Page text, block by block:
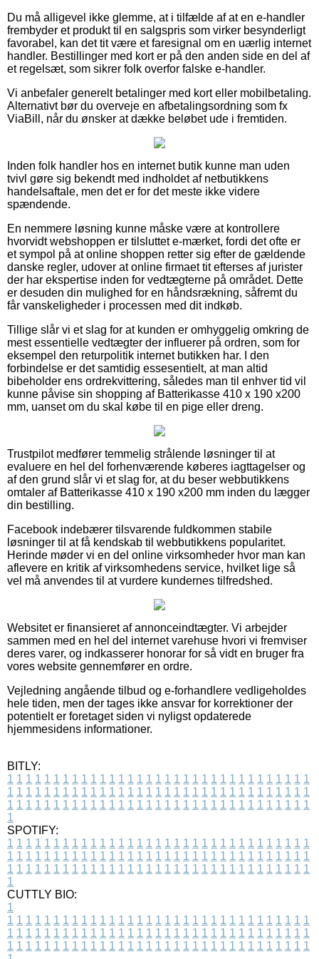
Du må alligevel ikke glemme, at i tilfælde af at en e-handler
frembyder et produkt til en salgspris som virker besynderligt
favorabel, kan det tit være et faresignal om en uærlig internet
handler. Bestillinger med kort er på den anden side en del af
et regelsæt, som sikrer folk overfor falske e-handler.
Vi anbefaler generelt betalinger med kort eller mobilbetaling.
Alternativt bør du overveje en afbetalingsordning som fx
ViaBill, når du ønsker at dække beløbet ude i fremtiden.
Inden folk handler hos en internet butik kunne man uden
tvivl gøre sig bekendt med indholdet af netbutikkens
handelsaftale, men det er for det meste ikke videre
spændende.
En nemmere løsning kunne måske være at kontrollere
hvorvidt webshoppen er tilsluttet e-mærket, fordi det ofte er
et sympol på at online shoppen retter sig efter de gældende
danske regler, udover at online firmaet tit efterses af jurister
der har ekspertise inden for vedtægterne på området. Dette
er desuden din mulighed for en håndsrækning, såfremt du
får vanskeligheder i processen med dit indkøb.
Tillige slår vi et slag for at kunden er omhyggelig omkring de
mest essentielle vedtægter der influerer på ordren, som for
eksempel den returpolitik internet butikken har. I den
forbindelse er det samtidig essesentielt, at man altid
bibeholder ens ordrekvittering, således man til enhver tid vil
kunne påvise sin shopping af Batterikasse 410 x 190 x200
mm, uanset om du skal købe til en pige eller dreng.
Trustpilot medfører temmelig strålende løsninger til at
evaluere en hel del forhenværende køberes iagttagelser og
af den grund slår vi et slag for, at du beser webbutikkens
omtaler af Batterikasse 410 x 190 x200 mm inden du lægger
din bestilling.
Facebook indebærer tilsvarende fuldkommen stabile
løsninger til at få kendskab til webbutikkens popularitet.
Herinde møder vi en del online virksomheder hvor man kan
aflevere en kritik af virksomhedens service, hvilket lige så
vel må anvendes til at vurdere kundernes tilfredshed.
Websitet er finansieret af annonceindtægter. Vi arbejder
sammen med en hel del internet varehuse hvori vi fremviser
deres varer, og indkasserer honorar for så vidt en bruger fra
vores website gennemfører en ordre.
Vejledning angående tilbud og e-forhandlere vedligeholdes
hele tiden, men der tages ikke ansvar for korrektioner der
potentielt er foretaget siden vi nyligst opdaterede
hjemmesidens informationer.
BITLY:
1 1 1 1 1 1 1 1 1 1 1 1 1 1 1 1 1 1 1 1 1 1 1 1 1 1 1 1 1 1 1 1 1
1 1 1 1 1 1 1 1 1 1 1 1 1 1 1 1 1 1 1 1 1 1 1 1 1 1 1 1 1 1 1 1 1
1 1 1 1 1 1 1 1 1 1 1 1 1 1 1 1 1 1 1 1 1 1 1 1 1 1 1 1 1 1 1 1 1
1
SPOTIFY:
1 1 1 1 1 1 1 1 1 1 1 1 1 1 1 1 1 1 1 1 1 1 1 1 1 1 1 1 1 1 1 1 1
1 1 1 1 1 1 1 1 1 1 1 1 1 1 1 1 1 1 1 1 1 1 1 1 1 1 1 1 1 1 1 1 1
1 1 1 1 1 1 1 1 1 1 1 1 1 1 1 1 1 1 1 1 1 1 1 1 1 1 1 1 1 1 1 1 1
1
CUTTLY BIO:
1
1 1 1 1 1 1 1 1 1 1 1 1 1 1 1 1 1 1 1 1 1 1 1 1 1 1 1 1 1 1 1 1 1
1 1 1 1 1 1 1 1 1 1 1 1 1 1 1 1 1 1 1 1 1 1 1 1 1 1 1 1 1 1 1 1 1
1 1 1 1 1 1 1 1 1 1 1 1 1 1 1 1 1 1 1 1 1 1 1 1 1 1 1 1 1 1 1 1 1